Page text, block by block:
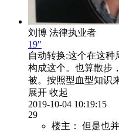
刘博 法律执业者
19"
自动转换:这个在这种
构成这个。也算散步
被。按照型血型知识
展开 收起
2019-10-04 10:19:15
29
楼主：
但是也